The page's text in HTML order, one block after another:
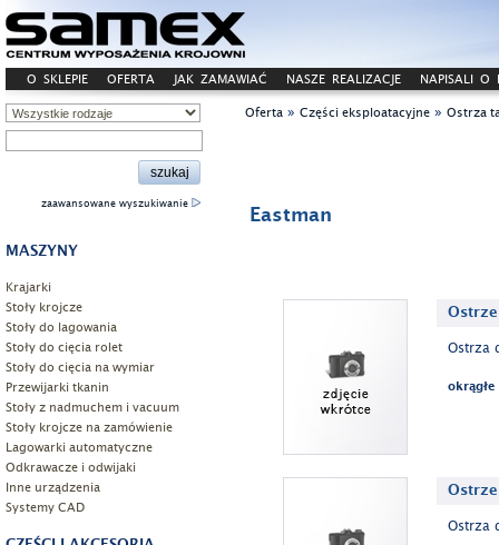
O SKLEPIE OFERTA JAK ZAMAWIAĆ NASZE REALIZACJE NAPISALI O
zaawansowane wyszukiwanie
MASZYNY
Krajarki
Stoły krojcze
Stoły do lagowania
Stoły do cięcia rolet
Stoły do cięcia na wymiar
Przewijarki tkanin
Stoły z nadmuchem i vacuum
Stoły krojcze na zamówienie
Lagowarki automatyczne
Odkrawacze i odwijaki
Inne urządzenia
Systemy CAD
Oferta » Części eksploatacyjne » Ostrza
Eastman
Ostrza
okrągłe
Ostrza